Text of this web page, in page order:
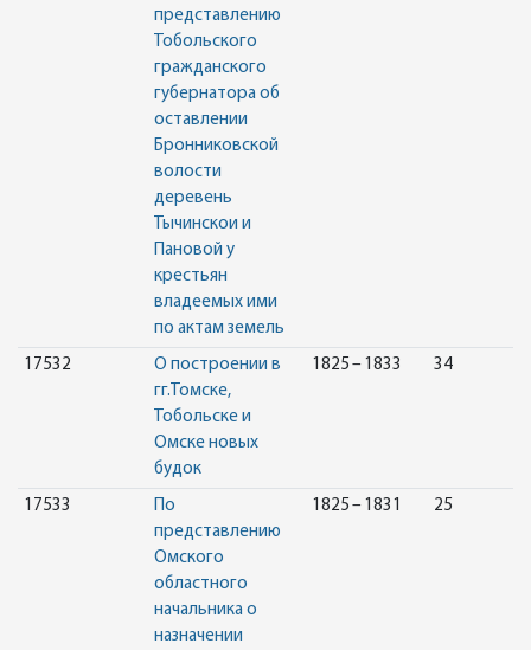
представлению
Тобольского
гражданского
губернатора об
оставлении
Бронниковской
волости
деревень
Тычинскои и
Пановой у
крестьян
владеемых ими
по актам земель
17532
О построении в
гг.Томске,
Тобольске и
Омске новых
будок
1825 – 1833 34
17533
По
представлению
Омского
областного
начальника о
назначении
1825 – 1831 25